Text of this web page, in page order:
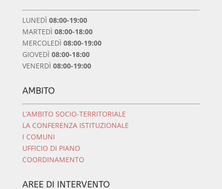
LUNEDÌ 08:00-19:00
MARTEDÌ 08:00-18:00
MERCOLEDÌ 08:00-19:00
GIOVEDÌ 08:00-18:00
VENERDÌ 08:00-19:00
AMBITO
L’AMBITO SOCIO-TERRITORIALE
LA CONFERENZA ISTITUZIONALE
I COMUNI
UFFICIO DI PIANO
COORDINAMENTO
AREE DI INTERVENTO